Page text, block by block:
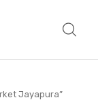
Jayapura”